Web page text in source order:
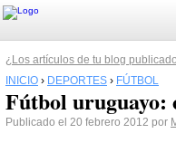
¿Los artículos de tu blog
INICIO › DEPORTES › FÚTBOL
Fútbol uruguayo:
Publicado el 20 febrero 2012 por